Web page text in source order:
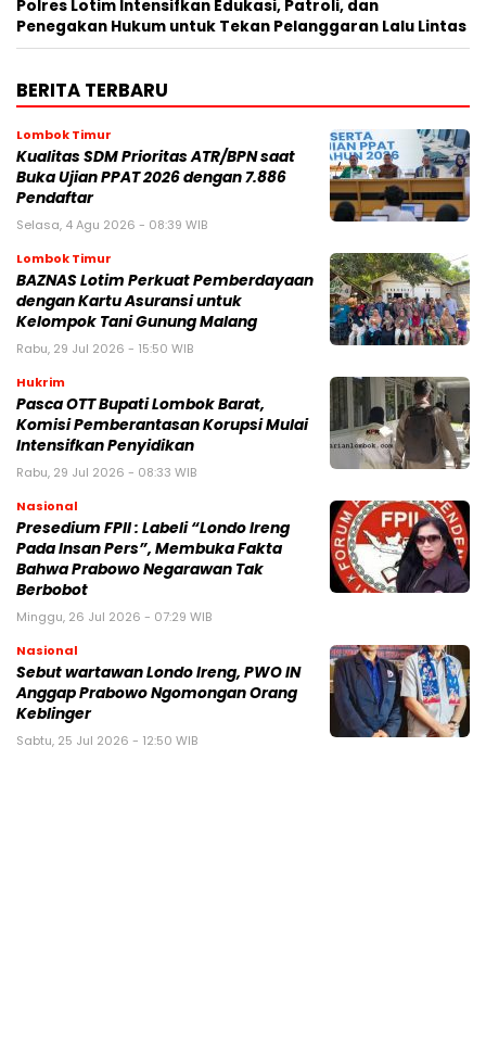
Polres Lotim Intensifkan Edukasi, Patroli, dan
Penegakan Hukum untuk Tekan Pelanggaran Lalu Lintas
BERITA TERBARU
Lombok Timur
Kualitas SDM Prioritas ATR/BPN saat
Buka Ujian PPAT 2026 dengan 7.886
Pendaftar
Selasa, 4 Agu 2026 - 08:39 WIB
Lombok Timur
BAZNAS Lotim Perkuat Pemberdayaan
dengan Kartu Asuransi untuk
Kelompok Tani Gunung Malang
Rabu, 29 Jul 2026 - 15:50 WIB
Hukrim
Pasca OTT Bupati Lombok Barat,
Komisi Pemberantasan Korupsi Mulai
Intensifkan Penyidikan
Rabu, 29 Jul 2026 - 08:33 WIB
Nasional
Presedium FPII : Labeli “Londo Ireng
Pada Insan Pers”, Membuka Fakta
Bahwa Prabowo Negarawan Tak
Berbobot
Minggu, 26 Jul 2026 - 07:29 WIB
Nasional
Sebut wartawan Londo Ireng, PWO IN
Anggap Prabowo Ngomongan Orang
Keblinger
Sabtu, 25 Jul 2026 - 12:50 WIB